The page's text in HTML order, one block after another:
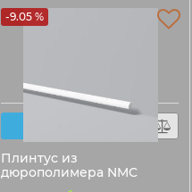
-9.05 %
Плинтус из
дюрополимера NMC
WALLSTYL FL6